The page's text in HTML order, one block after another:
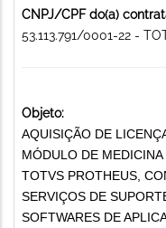
CNPJ/CPF do(a)
53.113.791/0001-22 -
Objeto:
AQUISIÇÃO DE
MÓDULO DE
TOTVS PROTHEUS,
SERVIÇOS DE
SOFTWARES DE